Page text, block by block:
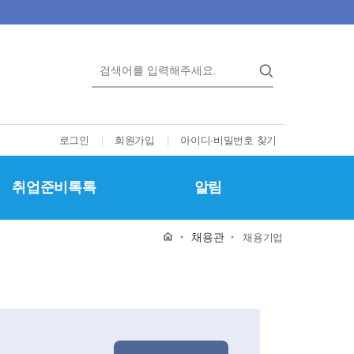
로그인 회원가입 아이디·비밀번호 찾기
취업준비톡톡 알림
채용관 채용기업